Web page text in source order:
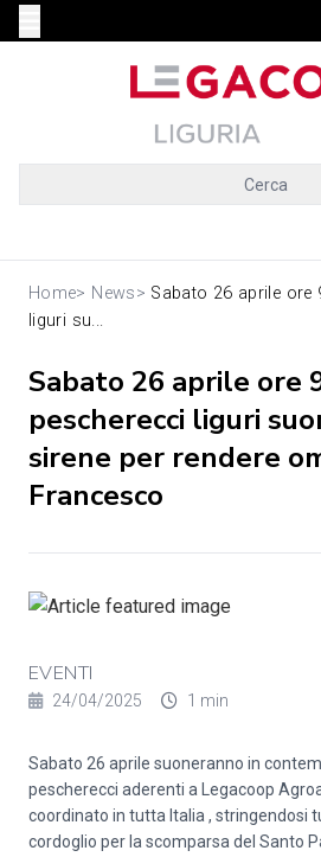
Cerca
Home> News> Sabato 26 aprile ore
liguri su...
Sabato 26 aprile ore
pescherecci liguri
sirene per rendere
Francesco
EVENTI
24/04/2025 1 min
Sabato 26 aprile suoneranno in
pescherecci aderenti a Legacoop
coordinato in tutta Italia , stringendosi
cordoglio per la scomparsa del Santo